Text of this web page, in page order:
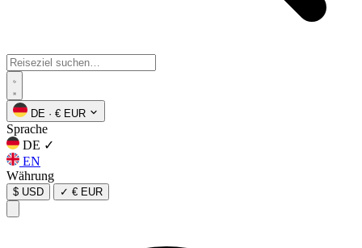
DE · € EUR
Sprache
DE ✓
EN
Währung
$ USD ✓ € EUR